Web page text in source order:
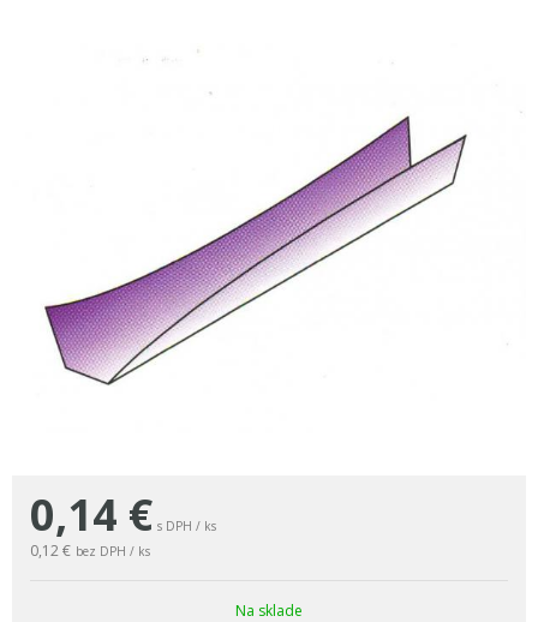
0,14 € s DPH / ks
0,12 € bez DPH / ks
Na sklade